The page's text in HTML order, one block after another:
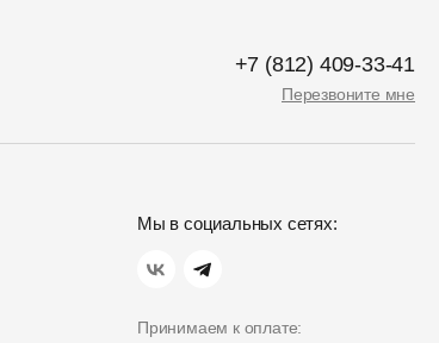
+7 (812) 409-33-41
Перезвоните мне
Мы в социальных сетях:
Принимаем к оплате: